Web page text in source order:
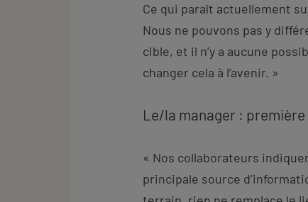
Ce qui paraît actuellement
Nous ne pouvons pas y
cible, et il n’y a aucune
changer cela à l’avenir. »
Le/la manager :
« Nos collaborateurs
principale source